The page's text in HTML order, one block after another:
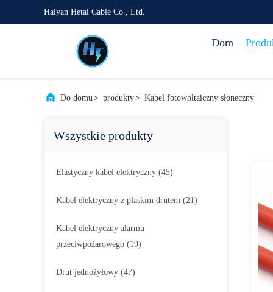
Haiyan Hetai Cable Co., Ltd.
Dom
Do domu> produkty> Kabel fotowoltaiczny słoneczny
Wszystkie produkty
Elastyczny kabel elektryczny (45)
Kabel elektryczny z płaskim drutem (21)
Kabel elektryczny alarmu
przeciwpożarowego (19)
Drut jednożyłowy (47)